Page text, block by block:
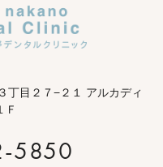
丁目２７−２１ アルカディ
Ｆ
5850